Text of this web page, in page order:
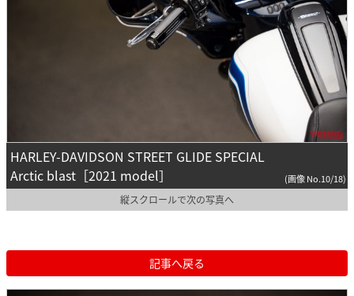
HARLEY-DAVIDSON STREET GLIDE SPECIAL
Arctic blast［2021 model］
(画像 No.10/18)
縦スクロールで次の写真へ
記事へ戻る